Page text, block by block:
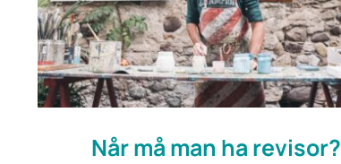
Når må man ha revisor?